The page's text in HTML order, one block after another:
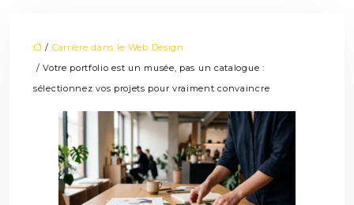
/ Carrière dans le Web Design
/ Votre portfolio est un musée, pas un catalogue :
sélectionnez vos projets pour vraiment convaincre